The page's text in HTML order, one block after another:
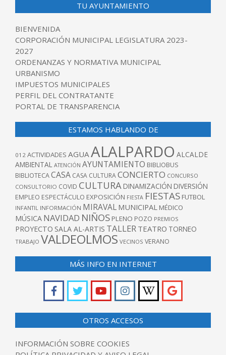
TU AYUNTAMIENTO
BIENVENIDA
CORPORACIÓN MUNICIPAL LEGISLATURA 2023-
2027
ORDENANZAS Y NORMATIVA MUNICIPAL
URBANISMO
IMPUESTOS MUNICIPALES
PERFIL DEL CONTRATANTE
PORTAL DE TRANSPARENCIA
ESTAMOS HABLANDO DE
012 ACTIVIDADES AGUAALALPARDO ALCALDE
AMBIENTAL ATENCIÓN AYUNTAMIENTO BIBLIOBUS
BIBLIOTECACASA CASA CULTURACONCIERTO CONCURSO
CONSULTORIO COVID CULTURA DINAMIZACIÓN DIVERSIÓN
EMPLEO ESPECTÁCULO EXPOSICIÓN FIESTA FIESTAS FUTBOL
INFANTIL INFORMACIÓN MIRAVAL MUNICIPAL MÉDICO
MÚSICA NAVIDAD NIÑOS PLENO POZO PREMIOS
PROYECTO SALA AL-ARTIS TALLER TEATRO TORNEO
TRABAJO VALDEOLMOS VECINOS VERANO
MÁS INFO EN INTERNET
OTROS ACCESOS
INFORMACIÓN SOBRE COOKIES